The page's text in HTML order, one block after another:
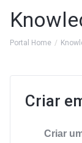
Portal Home
Criar
Criar